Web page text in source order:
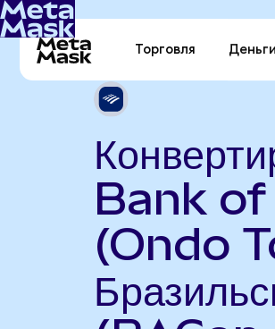
Торговля Деньги
Bank
(Ondo